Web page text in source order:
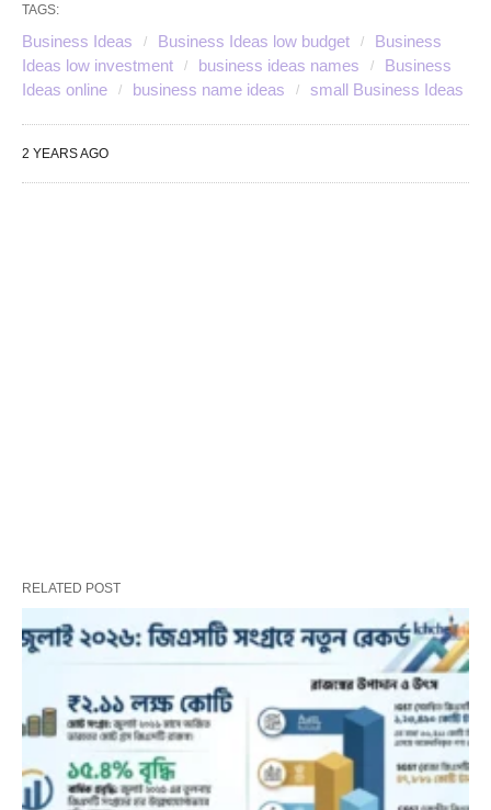
TAGS:
Business Ideas Business Ideas low budget
Business
Ideas low investment
business ideas names
Business
Ideas online
business name ideas small Business Ideas
2 YEARS AGO
RELATED POST